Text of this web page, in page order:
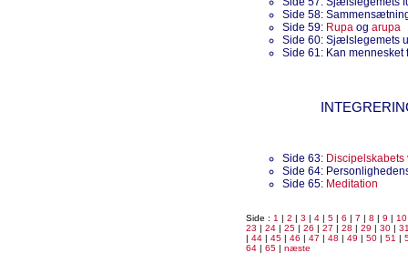
Side 58:
Side 59: Rupa og arupa
Side 60: Sjælslegemets
Side 61: Kan
Side 63: Discipelskabets
Side 64:
Side 65: Meditation
Side : 1 | 2 | 3 | 4 | 5 | 6 | 7 | 8 | 9 | 10
23 | 24 | 25 | 26 | 27 | 28 | 29 | 30 |
| 44 | 45 | 46 | 47 | 48 | 49 | 50 | 51 |
64 | 65 | næste